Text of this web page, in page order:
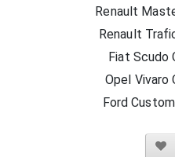
Renault
Renault
Fiat Scudo
Opel Vivaro
Ford